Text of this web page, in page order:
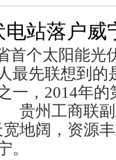
站落户威
首个太阳能光
先联想到的
一，2014年
州工商联副
地阔，资源
。